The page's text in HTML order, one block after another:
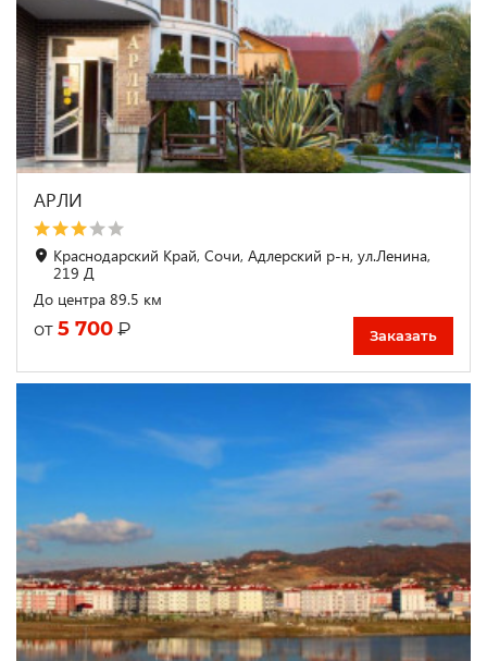
АРЛИ
Краснодарский Край, Сочи, Адлерский р-н, ул.Ленина,
219 Д
До центра 89.5 км
от 5 700 ₽ Заказать